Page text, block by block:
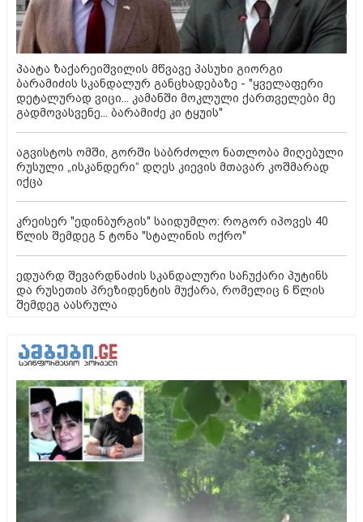
პაატა ზაქარეიშვილის მწვავე პასუხი გიორგი
ბარამიძის სკანდალურ განცხადებაზე - "ყველაფერი
დეტალურად ვიცი... კამანში მოკლული ქართველები მე
გადმოვასვენე... ბარამიძე კი ტყუის"
აგვისტოს ომში, გორში საბრძოლო ნათლობა მიღებული
რუსული „ისკანდერი“ დღეს კიევის მთავარ კოშმარად
იქცა
კრეისერ "ედინბურგის" საიდუმლო: როგორ იპოვეს 40
წლის შემდეგ 5 ტონა "სტალინის ოქრო"
ედუარდ შევარდნაძის სკანდალური საჩუქარი პუტინს
და რუსეთის პრეზიდენტის მუქარა, რომელიც 6 წლის
შემდეგ აასრულა